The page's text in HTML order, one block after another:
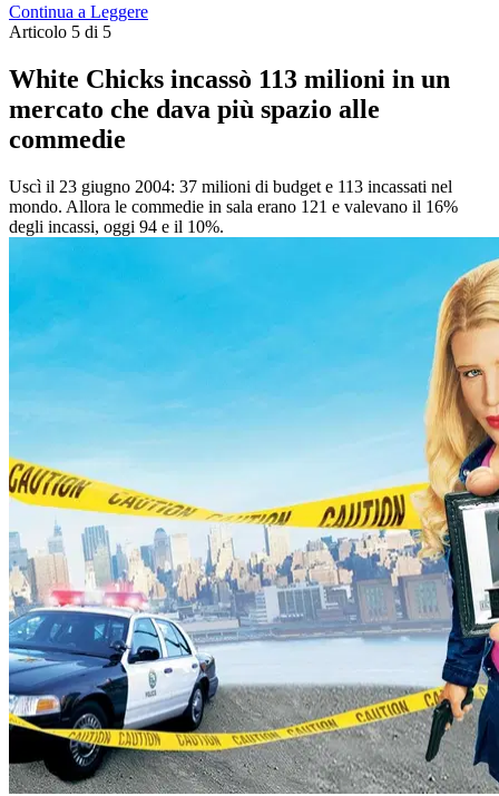
Continua a Leggere
Articolo 5 di 5
White Chicks incassò 113 milioni in un
mercato che dava più spazio alle
commedie
Uscì il 23 giugno 2004: 37 milioni di budget e 113 incassati nel
mondo. Allora le commedie in sala erano 121 e valevano il 16%
degli incassi, oggi 94 e il 10%.